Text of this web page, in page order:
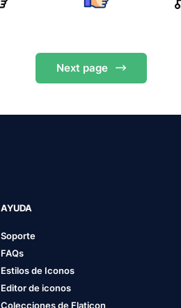
Next page
AYUDA
Soporte
FAQs
Estilos de Iconos
Editor de iconos
Colecciones de Flaticon